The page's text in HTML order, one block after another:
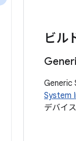
ビル
Generic
System
デバイ